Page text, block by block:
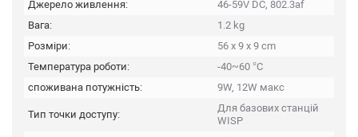
Джерело живлення:
46-59V DC, 802.3af
Вага:
1.2 kg
Розміри:
56 x 9 x 9 cm
Температура роботи:
-40~60 °C
споживана потужність:
9W, 12W макс
Тип точки доступу:
Для базових станцій
WISP